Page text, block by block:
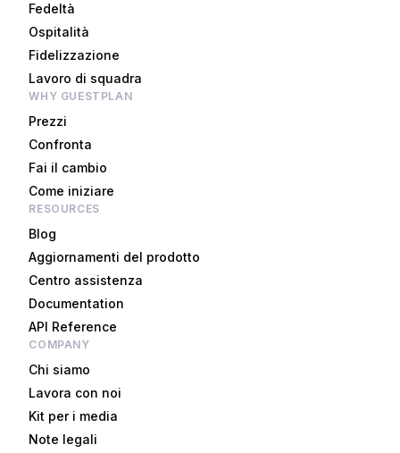
Fedeltà
Ospitalità
Fidelizzazione
Lavoro di squadra
WHY GUESTPLAN
Prezzi
Confronta
Fai il cambio
Come iniziare
RESOURCES
Blog
Aggiornamenti del prodotto
Centro assistenza
Documentation
API Reference
COMPANY
Chi siamo
Lavora con noi
Kit per i media
Note legali